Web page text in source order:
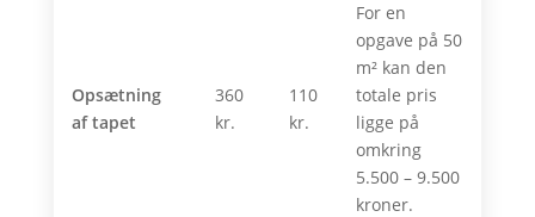
Opsætning
af tapet
360
kr.
110
kr.
For en
opgave på 50
m² kan den
totale pris
ligge på
omkring
5.500 – 9.500
kroner.